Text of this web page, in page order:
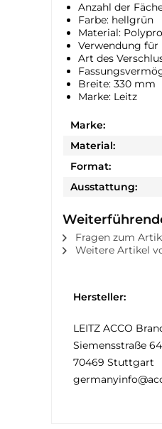
Anzahl der
Farbe: hellgrün
Material:
Verwendung für
Art des
Breite: 330 mm
Marke: Leitz
Marke:
Material:
Format:
Ausstattung:
Fragen zum
Weitere Artikel
Hersteller:
LEITZ ACCO
Siemensstraße 64
70469 Stuttgart